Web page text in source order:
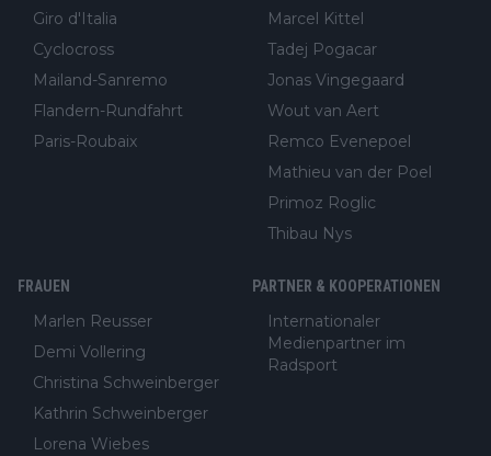
Giro d'Italia
Cyclocross
Mailand-Sanremo
Flandern-Rundfahrt
Paris-Roubaix
Marcel Kittel
Tadej Pogacar
Jonas Vingegaard
Wout van Aert
Remco Evenepoel
Mathieu van der Poel
Primoz Roglic
Thibau Nys
FRAUEN
Marlen Reusser
Demi Vollering
Christina Schweinberger
Kathrin Schweinberger
Lorena Wiebes
PARTNER & KOOPERATIONEN
Internationaler
Medienpartner im
Radsport